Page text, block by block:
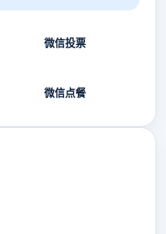
微信投票
微信点餐